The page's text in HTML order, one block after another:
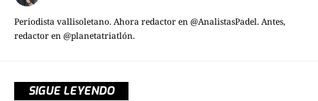
Periodista vallisoletano. Ahora redactor en @AnalistasPadel. Antes,
redactor en @planetatriatlón.
SIGUE LEYENDO